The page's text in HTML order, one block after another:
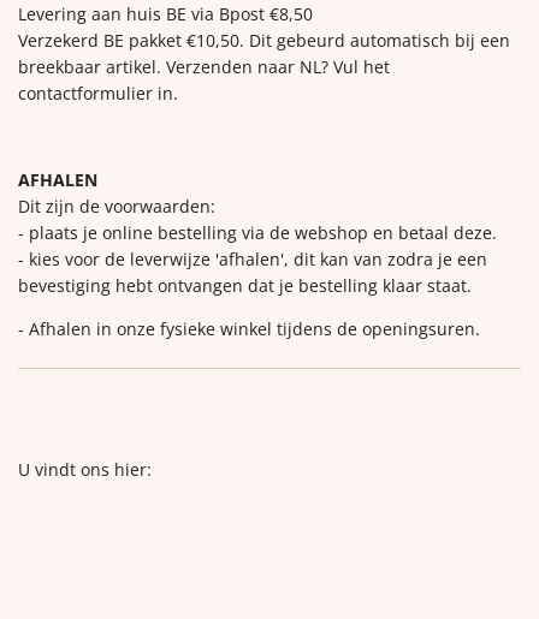
Levering aan huis BE via Bpost €8,50
Verzekerd BE pakket €10,50. Dit gebeurd automatisch bij een
breekbaar artikel. Verzenden naar NL? Vul het
contactformulier in.
AFHALEN
Dit zijn de voorwaarden:
- plaats je online bestelling via de webshop en betaal deze.
- kies voor de leverwijze 'afhalen', dit kan van zodra je een
bevestiging hebt ontvangen dat je bestelling klaar staat.
- Afhalen in onze fysieke winkel tijdens de openingsuren.
U vindt ons hier: